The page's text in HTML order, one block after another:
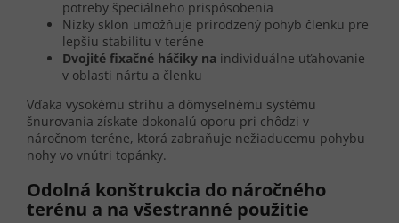
potreby špeciálneho prispôsobenia
Nízky sklon umožňuje prirodzený pohyb členku pre
lepšiu stabilitu v teréne
Dvojité fixačné háčiky na individuálne uťahovanie
v oblasti nártu a členku
Vďaka vysokému strihu a dômyselnému systému
šnurovania získate dokonalú oporu pri chôdzi v
náročnom teréne, ktorá zabraňuje nežiaducemu pohybu
nohy vo vnútri topánky.
Odolná konštrukcia do náročného
terénu a na všestranné použitie